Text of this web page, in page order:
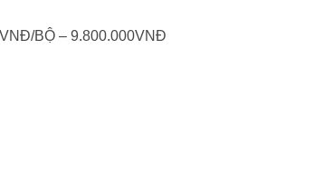
BỘ – 9.800.000VNĐ